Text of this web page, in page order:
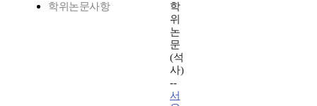
학위논문사항
학
위
논
문
(석
사)
--
서